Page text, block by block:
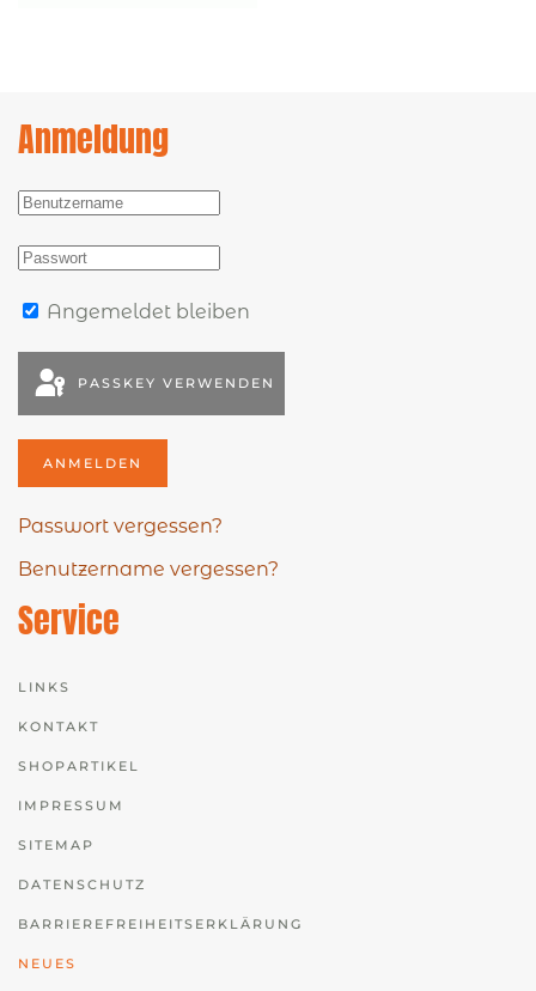
Anmeldung
Angemeldet bleiben
PASSKEY VERWENDEN
ANMELDEN
Passwort vergessen?
Benutzername vergessen?
Service
LINKS
KONTAKT
SHOPARTIKEL
IMPRESSUM
SITEMAP
DATENSCHUTZ
BARRIEREFREIHEITSERKLÄRUNG
NEUES